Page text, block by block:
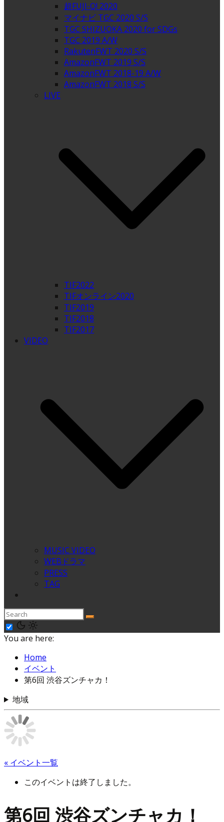
超FUJI-Q! 2020
マイナビ TGC 2020 S/S
TGC SHIZUOKA 2020 for SDGs
TGC 2019 A/W
RakutenFWT 2020 S/S
AmazonFWT 2019 S/S
AmazonFWT 2018-19 A/W
AmazonFWT 2018 S/S
LIVE
TIF2022
TIFオンライン2020
TIF2019
TIF2018
TIF2017
VIDEO
MUSIC VIDEO
WEBドラマ
PRESS
TAG
You are here:
Home
イベント
第6回 渋谷ズンチャカ！
地域
« イベント一覧
このイベントは終了しました。
第6回 渋谷ズンチャカ！